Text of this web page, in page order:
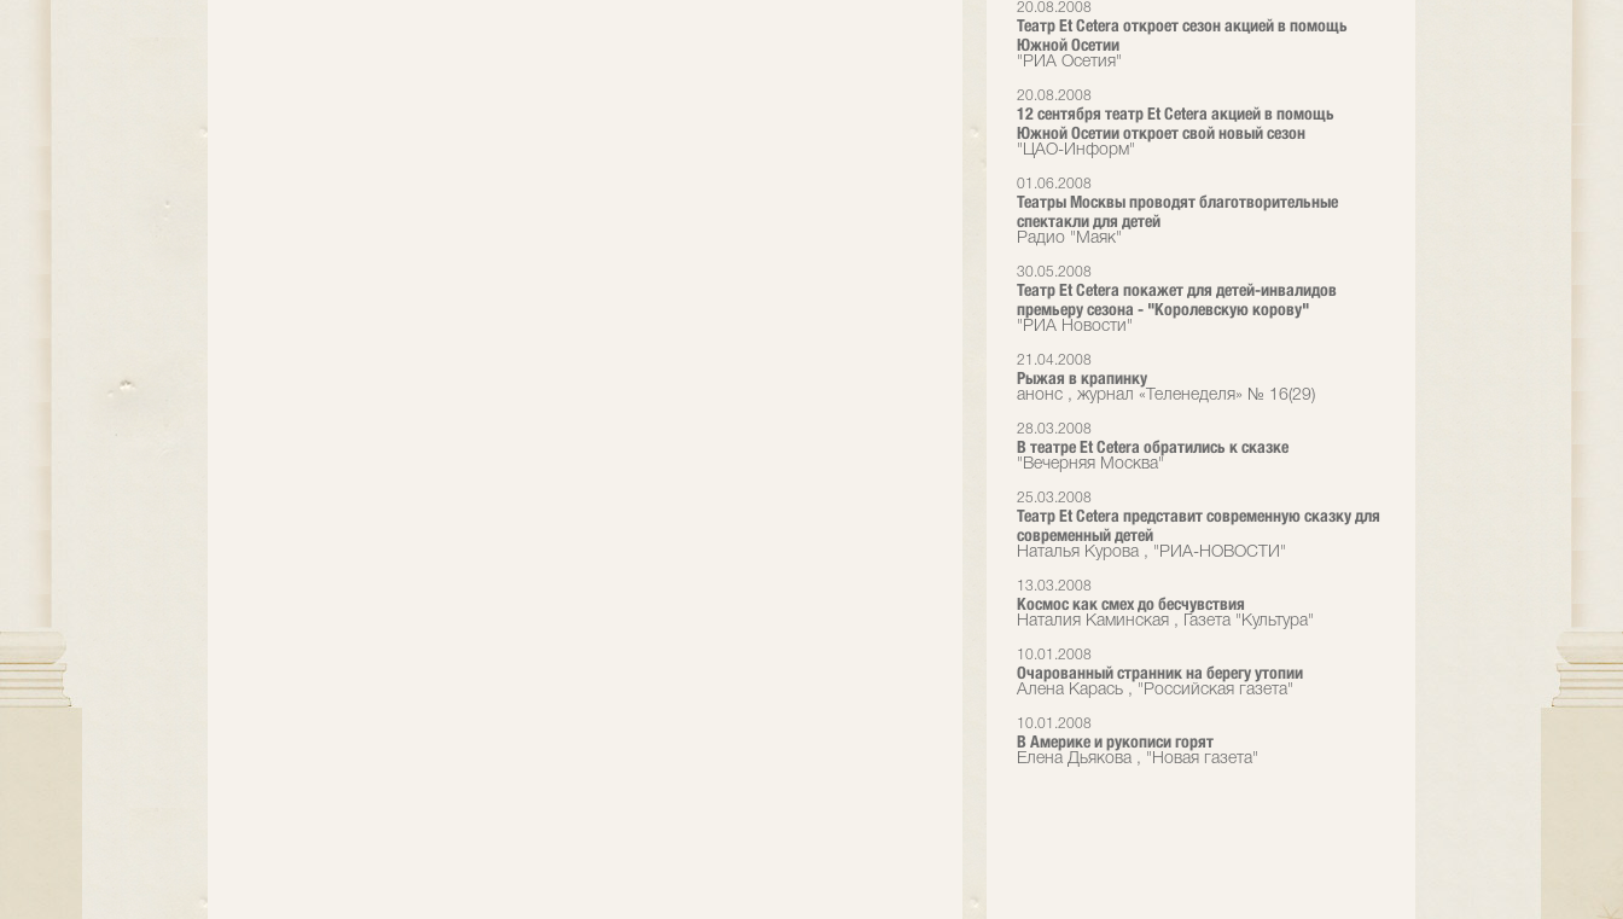
20.08.2008
Театр Et Cetera откроет сезон акцией в помощь
Южной Осетии
"РИА Осетия"
20.08.2008
12 сентября театр Еt Cetera акцией в помощь
Южной Осетии откроет свой новый сезон
"ЦАО-Информ"
01.06.2008
Театры Москвы проводят благотворительные
спектакли для детей
Радио "Маяк"
30.05.2008
Театр Et Cetera покажет для детей-инвалидов
премьеру сезона - "Королевскую корову"
"РИА Новости"
21.04.2008
Рыжая в крапинку
анонс , журнал «Теленеделя» № 16(29)
28.03.2008
В театре Et Cetera обратились к сказке
"Вечерняя Москва"
25.03.2008
Театр Et Cetera представит современную сказку для
современный детей
Наталья Курова , "РИА-НОВОСТИ"
13.03.2008
Космос как смех до бесчувствия
Наталия Каминская , Газета "Культура"
10.01.2008
Очарованный странник на берегу утопии
Алена Карась , "Российская газета"
10.01.2008
В Америке и рукописи горят
Елена Дьякова , "Новая газета"